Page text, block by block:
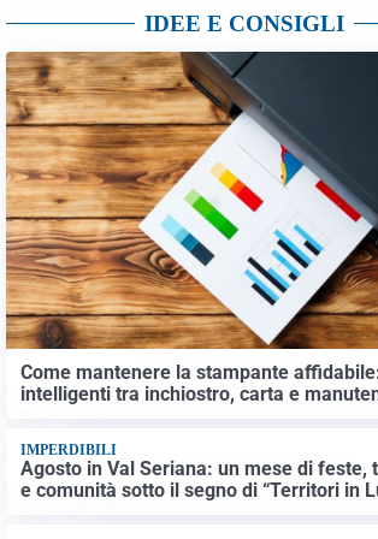
IDEE E CONSIGLI
Come mantenere la stampante
intelligenti tra inchiostro, carta e
IMPERDIBILI
Agosto in Val Seriana: un mese di feste,
e comunità sotto il segno di “Territori in